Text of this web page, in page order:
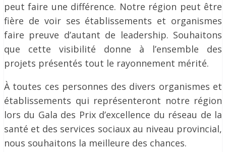
peut faire une différence. Notre région peut être
fière de voir ses établissements et organismes
faire preuve d’autant de leadership. Souhaitons
que cette visibilité donne à l’ensemble des
projets présentés tout le rayonnement mérité.
À toutes ces personnes des divers organismes et
établissements qui représenteront notre région
lors du Gala des Prix d’excellence du réseau de la
santé et des services sociaux au niveau provincial,
nous souhaitons la meilleure des chances.